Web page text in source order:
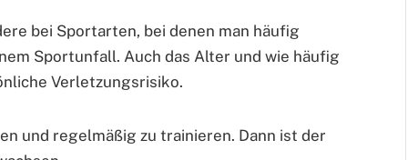
bei Sportarten, bei denen man häufig
Sportunfall. Auch das Alter und wie häufig
Verletzungsrisiko.
und regelmäßig zu trainieren. Dann ist der